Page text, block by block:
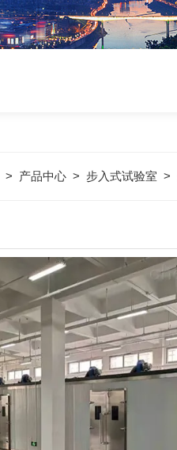
> 产品中心 > 步入式试验室 >